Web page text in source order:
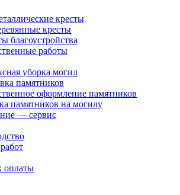
кресты
кресты
благоустройства
работы
уборка могил
памятников
оформление памятников
памятников на могилу
— сервис
оплаты